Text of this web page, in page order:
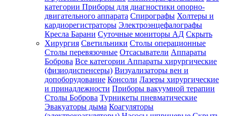
категории Приборы для диагностики опорно-
двигательного аппарата Спирографы Холтеры и
кардиорегистраторы Электроэнцефалографы
Кресла Барани Суточные мониторы АД Скрыть
Хирургия Светильники Столы операционные
Столы перевязочные Отсасыватели Аппараты
Боброва Все категории Аппараты хирургические
(физиодиспенсеры) Визуализаторы вен и
допоборудование Консоли Лазеры хирургические
и принадлежности Приборы вакуумной терапии
Столы Боброва Турникеты пневматические
Эвакуаторы дыма Коагуляторы